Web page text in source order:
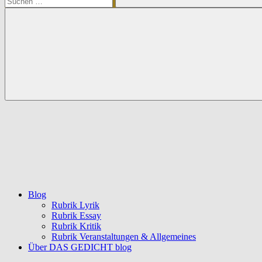
Suchen
Blog
Rubrik Lyrik
Rubrik Essay
Rubrik Kritik
Rubrik Veranstaltungen & Allgemeines
Über DAS GEDICHT blog